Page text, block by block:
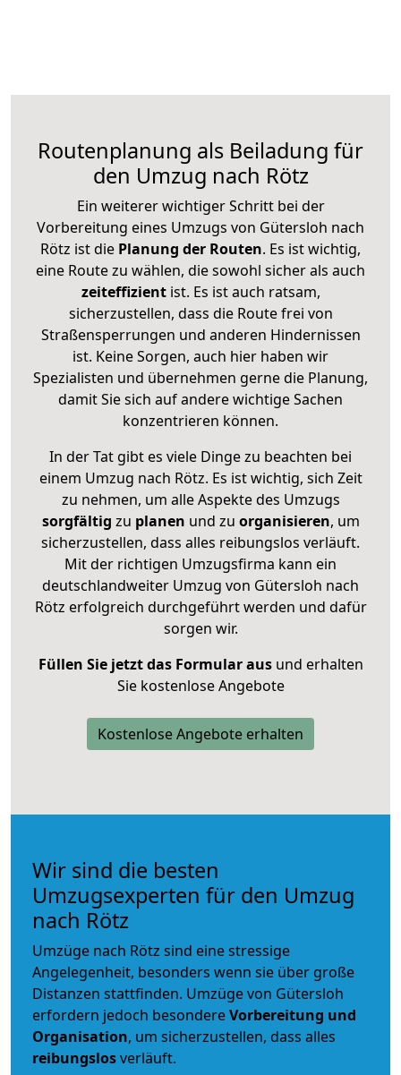
Routenplanung als Beiladung für
den Umzug nach Rötz
Ein weiterer wichtiger Schritt bei der
Vorbereitung eines Umzugs von Gütersloh nach
Rötz ist die Planung der Routen. Es ist wichtig,
eine Route zu wählen, die sowohl sicher als auch
zeiteffizientist. Es ist auch ratsam,
sicherzustellen, dass die Route frei von
Straßensperrungen und anderen Hindernissen
ist. Keine Sorgen, auch hier haben wir
Spezialisten und übernehmen gerne die Planung,
damit Sie sich auf andere wichtige Sachen
konzentrieren können.
In der Tat gibt es viele Dinge zu beachten bei
einem Umzug nach Rötz. Es ist wichtig, sich Zeit
zu nehmen, um alle Aspekte des Umzugs
sorgfältig zu planen und zu organisieren, um
sicherzustellen, dass alles reibungslos verläuft.
Mit der richtigen Umzugsfirma kann ein
deutschlandweiter Umzug von Gütersloh nach
Rötz erfolgreich durchgeführt werden und dafür
sorgen wir.
Füllen Sie jetzt das Formular ausund erhalten
Sie kostenlose Angebote
Kostenlose Angebote erhalten
Wir sind die besten
Umzugsexperten für den Umzug
nach Rötz
Umzüge nach Rötz sind eine stressige
Angelegenheit, besonders wenn sie über große
Distanzen stattfinden. Umzüge von Gütersloh
erfordern jedoch besondereVorbereitung und
Organisation, um sicherzustellen, dass alles
reibungslosverläuft.